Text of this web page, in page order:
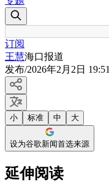
订阅
王慧海口报道
发布/2026年2月2日 19:51
小 标准 中 大
设为谷歌新闻首选来源
延伸阅读